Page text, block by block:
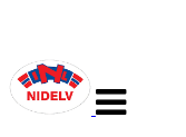
navigasjon